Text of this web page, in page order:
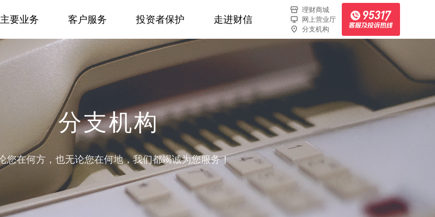
理财商城
网上营业厅
分支机构
走进财信
投资者保护
客户服务
主要业务
分支机构
您在何方，也无论您在何地，我们都竭诚为您服务！